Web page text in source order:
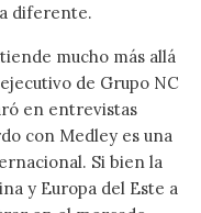
diferente.
mucho más allá
de Grupo NC
en entrevistas
con Medley es una
Si bien la
y Europa del Este a